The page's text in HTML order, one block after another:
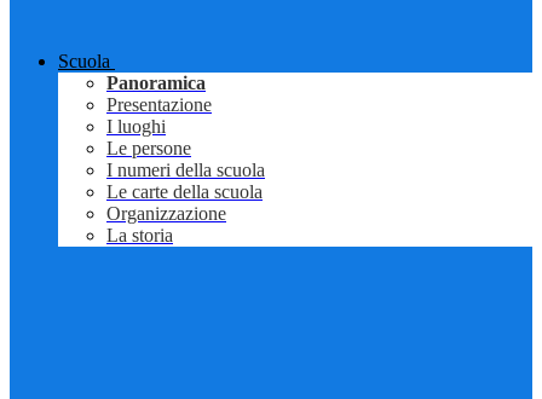
Scuola
Panoramica
Presentazione
I luoghi
Le persone
I numeri della scuola
Le carte della scuola
Organizzazione
La storia